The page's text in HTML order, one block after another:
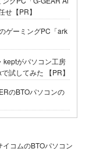
【PR】
ゲーミングPC「ark
keptがパソコン工房
試してみた 【PR】
のBTOパソコンの
コムのBTOパソコン